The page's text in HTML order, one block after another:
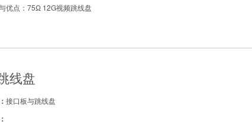
优点：75Ω 12G视频跳线盘
线盘
接口板与跳线盘